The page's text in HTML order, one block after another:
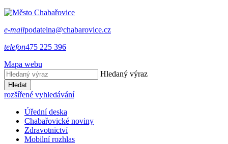
e-mailpodatelna@chabarovice.cz
telefon475 225 396
Mapa webu
Hledaný výraz
Hledat
rozšířené vyhledávání
Úřední deska
Chabařovické noviny
Zdravotnictví
Mobilní rozhlas